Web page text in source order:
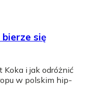
bierze się
Koka i jak odróżnić
w polskim hip-